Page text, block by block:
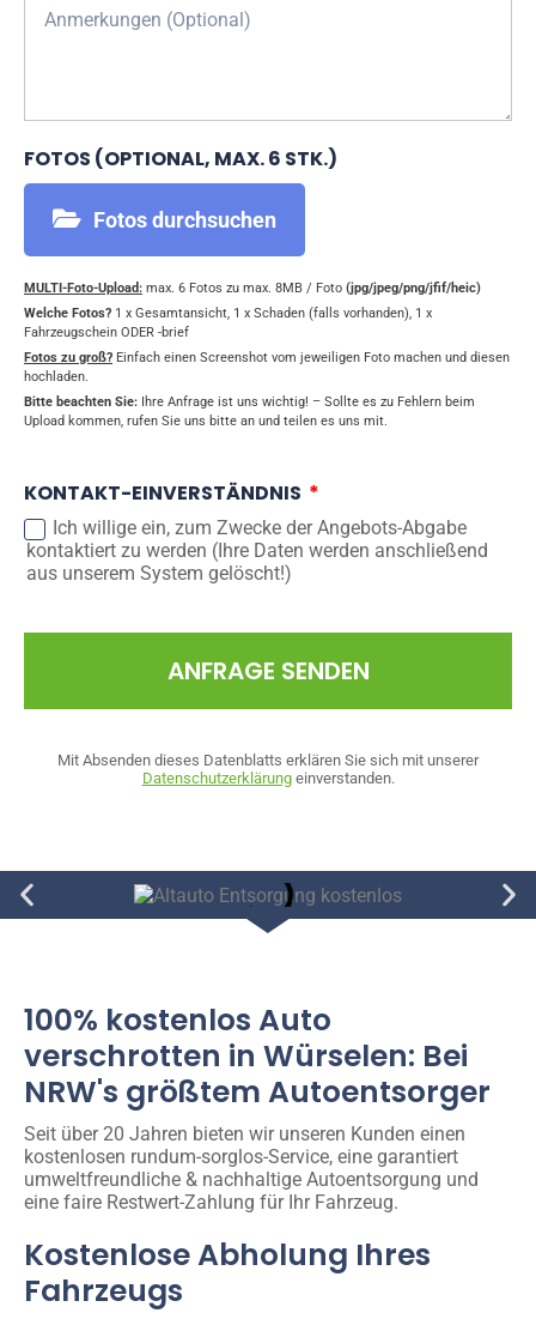
FOTOS (OPTIONAL, MAX. 6 STK.)
Fotos durchsuchen
MULTI-Foto-Upload: max. 6 Fotos zu max. 8MB / Foto (jpg/jpeg/png/jfif/heic)
Welche Fotos? 1 x Gesamtansicht, 1 x Schaden (falls vorhanden), 1 x
Fahrzeugschein ODER -brief
Fotos zu groß? Einfach einen Screenshot vom jeweiligen Foto machen und diesen
hochladen.
Bitte beachten Sie: Ihre Anfrage ist uns wichtig! – Sollte es zu Fehlern beim
Upload kommen, rufen Sie uns bitte an und teilen es uns mit.
KONTAKT-EINVERSTÄNDNIS
Ich willige ein, zum Zwecke der Angebots-Abgabe
kontaktiert zu werden (Ihre Daten werden anschließend
aus unserem System gelöscht!)
ANFRAGE SENDEN
Mit Absenden dieses Datenblatts erklären Sie sich mit unserer
Datenschutzerklärungeinverstanden.
100% kostenlos Auto
verschrotten in Würselen: Bei
NRW's größtem Autoentsorger
Seit über 20 Jahren bieten wir unseren Kunden einen
kostenlosen rundum-sorglos-Service, eine garantiert
umweltfreundliche & nachhaltige Autoentsorgung und
eine faire Restwert-Zahlung für Ihr Fahrzeug.
Kostenlose Abholung Ihres
Fahrzeugs